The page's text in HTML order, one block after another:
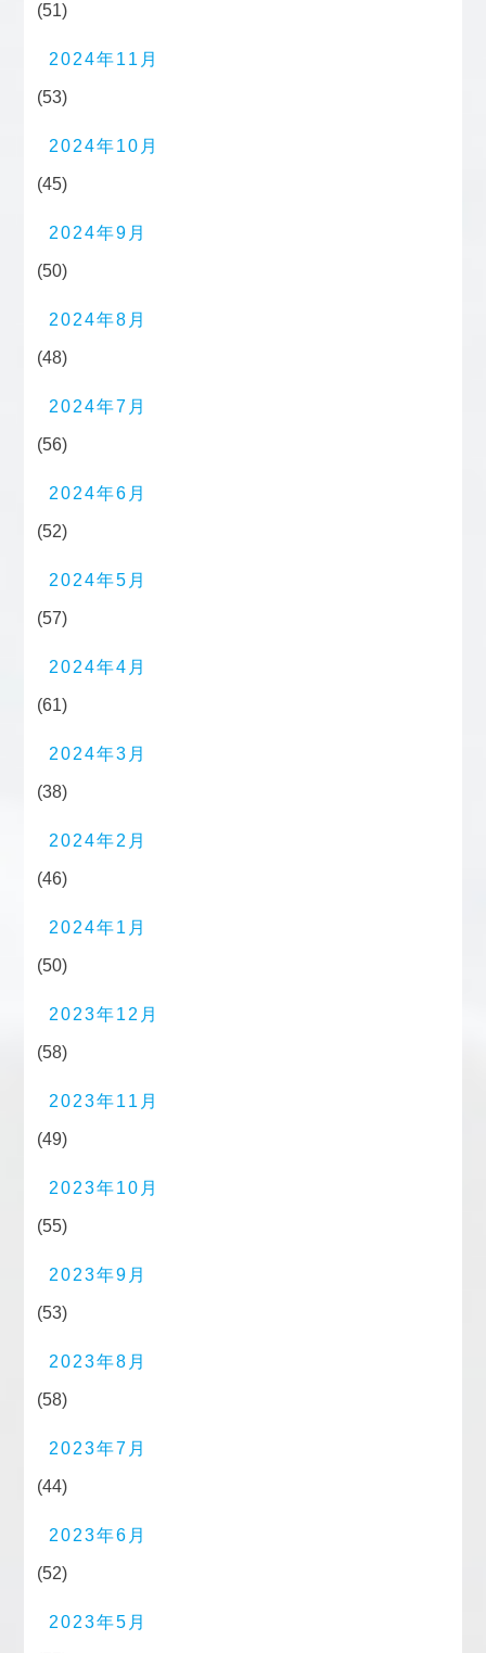
(51)
2024年11月
(53)
2024年10月
(45)
2024年9月
(50)
2024年8月
(48)
2024年7月
(56)
2024年6月
(52)
2024年5月
(57)
2024年4月
(61)
2024年3月
(38)
2024年2月
(46)
2024年1月
(50)
2023年12月
(58)
2023年11月
(49)
2023年10月
(55)
2023年9月
(53)
2023年8月
(58)
2023年7月
(44)
2023年6月
(52)
2023年5月